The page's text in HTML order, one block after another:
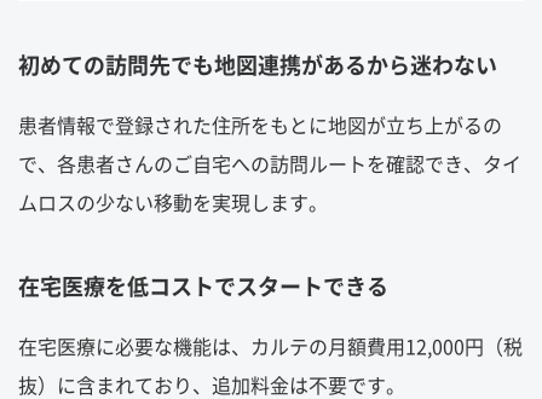
初めての訪問先でも地図連携があるから迷わない
患者情報で登録された住所をもとに地図が立ち上がるの
で、各患者さんのご自宅への訪問ルートを確認でき、タイ
ムロスの少ない移動を実現します。
在宅医療を低コストでスタートできる
在宅医療に必要な機能は、カルテの月額費用12,000円（税
抜）に含まれており、追加料金は不要です。